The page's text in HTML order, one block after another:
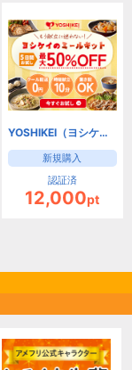
YOSHIKEI（ヨシケイ）8つの選べるミールキットお試し5days
新規購入
認証済
12,000pt